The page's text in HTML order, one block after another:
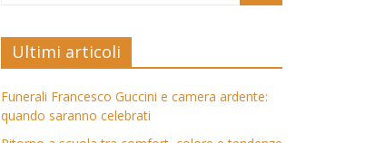
Ultimi articoli
Funerali Francesco Guccini e camera ardente:
quando saranno celebrati